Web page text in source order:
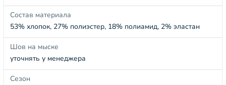
Состав материала
53% хлопок, 27% полиэстер, 18% полиамид, 2% эластан
Шов на мыске
уточнять у менеджера
Сезон